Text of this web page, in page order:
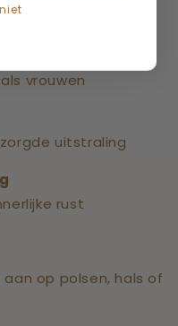
vrouwen
uitstraling
rust
op polsen, hals of